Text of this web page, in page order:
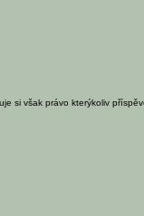
si však právo kterýkoliv